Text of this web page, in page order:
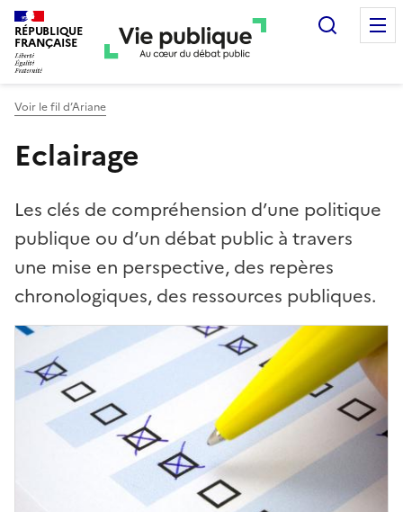
RÉPUBLIQUE
FRANÇAISE
Voir le fil d’Ariane
Eclairage
Les clés de compréhension d’une politique
publique ou d’un débat public à travers
une mise en perspective, des repères
chronologiques, des ressources publiques.